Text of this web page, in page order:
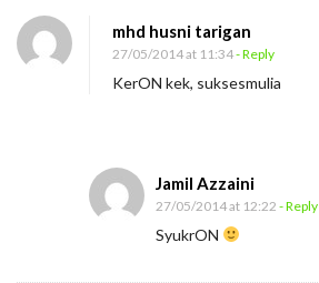
mhd husni tarigan
27/05/2014 at 11:34- Reply
KerON kek, suksesmulia
Jamil Azzaini
27/05/2014 at 12:22 - Reply
SyukrON